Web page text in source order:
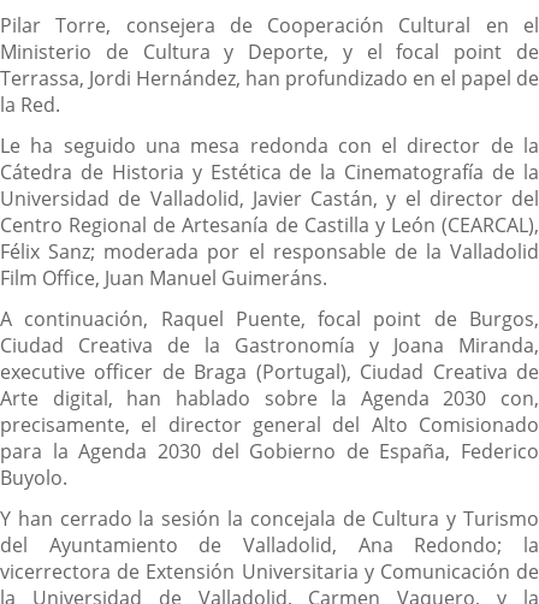
Pilar Torre, consejera de Cooperación Cultural en el
Ministerio de Cultura y Deporte, y el focal point de
Terrassa, Jordi Hernández, han profundizado en el papel de
la Red.
Le ha seguido una mesa redonda con el director de la
Cátedra de Historia y Estética de la Cinematografía de la
Universidad de Valladolid, Javier Castán, y el director del
Centro Regional de Artesanía de Castilla y León (CEARCAL),
Félix Sanz; moderada por el responsable de la Valladolid
Film Office, Juan Manuel Guimeráns.
A continuación, Raquel Puente, focal point de Burgos,
Ciudad Creativa de la Gastronomía y Joana Miranda,
executive officer de Braga (Portugal), Ciudad Creativa de
Arte digital, han hablado sobre la Agenda 2030 con,
precisamente, el director general del Alto Comisionado
para la Agenda 2030 del Gobierno de España, Federico
Buyolo.
Y han cerrado la sesión la concejala de Cultura y Turismo
del Ayuntamiento de Valladolid, Ana Redondo; la
vicerrectora de Extensión Universitaria y Comunicación de
la Universidad de Valladolid, Carmen Vaquero, y la